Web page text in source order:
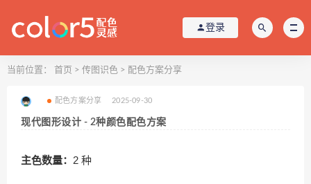
登录
当前位置： 首页 > 传图识色 > 配色方案分享
配色方案分享 2025-09-30
现代图形设计 - 2种颜色配色方案
主色数量： 2 种